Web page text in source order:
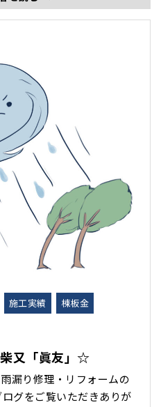
「屋根の内部に雨水が入
施工実績
棟板金
又「眞友」☆
漏り修理・リフォームの